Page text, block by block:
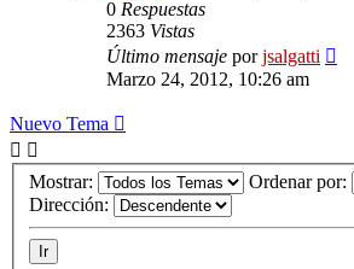
0 Respuestas
2363 Vistas
Último mensaje porjsalgatti
Marzo 24, 2012, 10:26 am
Nuevo Tema
Mostrar:
Ordenar por:
Dirección: